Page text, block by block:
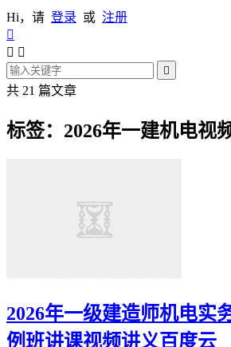
Hi，请 登录 或 注册

 

共 21 篇文章
标签：2026年一建机电视
2026年一级建造师机电实
例班讲课视频讲义百度云